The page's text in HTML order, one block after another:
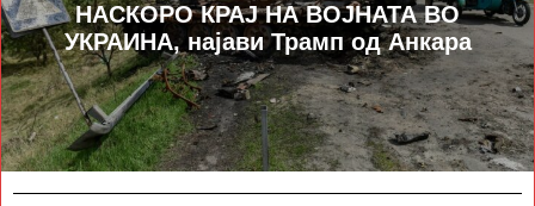
НАСКОРО КРАЈ НА ВОЈНАТА ВО
УКРАИНА, најави Трамп од Анкара